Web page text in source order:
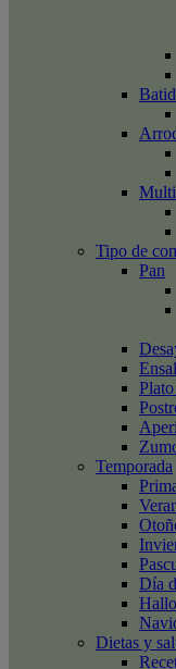
Tipo de
Pan
Temporada
Día
Dietas y